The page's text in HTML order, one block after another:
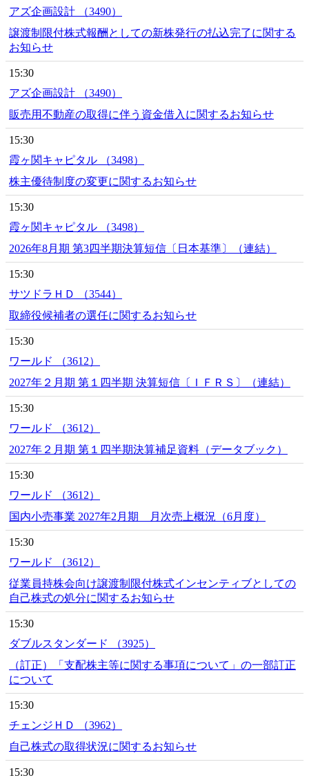
アズ企画設計 （3490）
譲渡制限付株式報酬としての新株発行の払込完了に関する
お知らせ
15:30
アズ企画設計 （3490）
販売用不動産の取得に伴う資金借入に関するお知らせ
15:30
霞ヶ関キャピタル （3498）
株主優待制度の変更に関するお知らせ
15:30
霞ヶ関キャピタル （3498）
2026年8月期 第3四半期決算短信〔日本基準〕（連結）
15:30
サツドラＨＤ （3544）
取締役候補者の選任に関するお知らせ
15:30
ワールド （3612）
2027年２月期 第１四半期 決算短信〔ＩＦＲＳ〕（連結）
15:30
ワールド （3612）
2027年２月期 第１四半期決算補足資料（データブック）
15:30
ワールド （3612）
国内小売事業 2027年2月期 月次売上概況（6月度）
15:30
ワールド （3612）
従業員持株会向け譲渡制限付株式インセンティブとしての
自己株式の処分に関するお知らせ
15:30
ダブルスタンダード （3925）
（訂正）「支配株主等に関する事項について」の一部訂正
について
15:30
チェンジＨＤ （3962）
自己株式の取得状況に関するお知らせ
15:30